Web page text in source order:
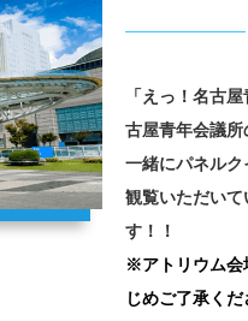
「えっ！名古
古屋青年会議
一緒にパネル
観覧いただい
す！！
※アトリウム会
じめご了承くだ